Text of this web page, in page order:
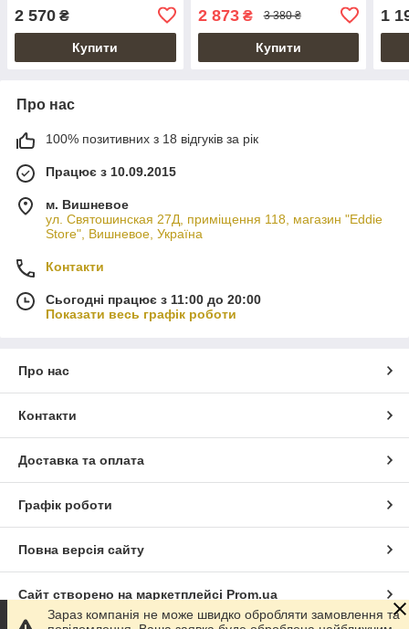
2 570 ₴
Купити
2 873₴ 3 380 ₴
Купити
1
Про нас
100% позитивних з 18 відгуків за рік
Працює з 10.09.2015
м. Вишневое
ул. Святошинская 27Д, приміщення 118, магазин "Eddie
Store", Вишневое, Україна
Контакти
Сьогодні працює з 11:00 до 20:00
Показати весь графік роботи
Про нас
Контакти
Доставка та оплата
Графік роботи
Повна версія сайту
Сайт створено на маркетплейсі Prom.ua
Зараз компанія не може швидко обробляти замовлення та